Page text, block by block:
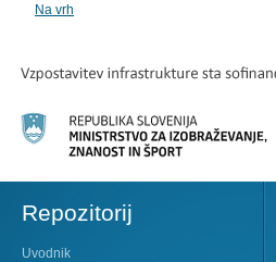
Na vrh
Repozitorij
Uvodnik